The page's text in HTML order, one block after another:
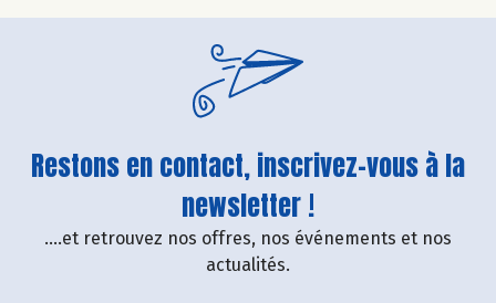
Restons en contact, inscrivez-vous à la
newsletter !
....et retrouvez nos offres, nos événements et nos
actualités.